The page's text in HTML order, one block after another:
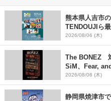
熊本県人吉市
TENDOUJIら
支援プロジェ
2026/08/06 (木)
The BONEZ
SiM、Fear,
アーティストを
2026/08/06 (木)
静岡県焼津市